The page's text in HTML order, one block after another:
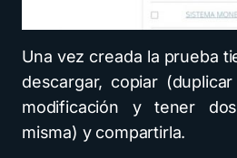
Una vez creada la prueba
descargar, copiar
modificación y tener
misma) y compartirla.